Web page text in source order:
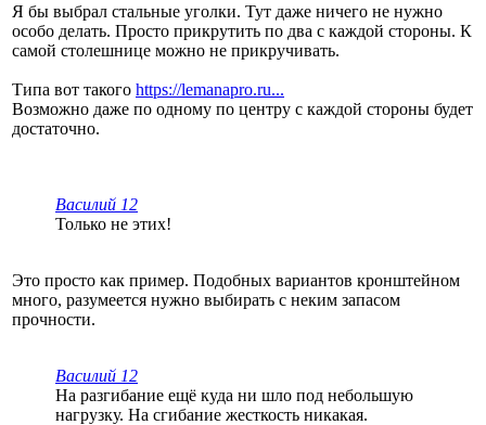
Я бы выбрал стальные уголки. Тут даже ничего не нужно
особо делать. Просто прикрутить по два с каждой стороны. К
самой столешнице можно не прикручивать.
Типа вот такого https://lemanapro.ru...
Возможно даже по одному по центру с каждой стороны будет
достаточно.
Василий 12
Только не этих!
Это просто как пример. Подобных вариантов кронштейном
много, разумеется нужно выбирать с неким запасом
прочности.
Василий 12
На разгибание ещё куда ни шло под небольшую
нагрузку. На сгибание жесткость никакая.